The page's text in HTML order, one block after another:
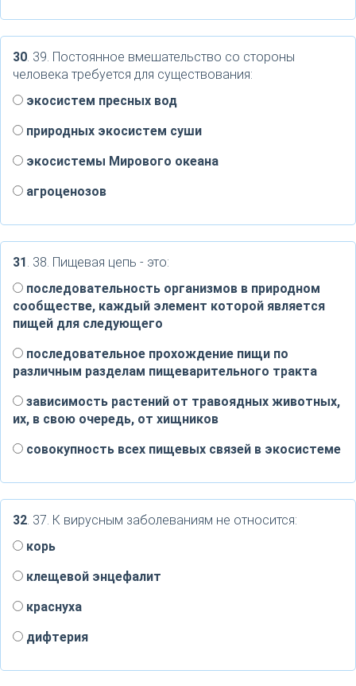
30. 39. Постоянное вмешательство со стороны
человека требуется для существования:
экосистем пресных вод
природных экосистем суши
экосистемы Мирового океана
агроценозов
31. 38. Пищевая цепь - это:
последовательность организмов в природном
сообществе, каждый элемент которой является
пищей для следующего
последовательное прохождение пищи по
различным разделам пищеварительного тракта
зависимость растений от травоядных животных,
их, в свою очередь, от хищников
совокупность всех пищевых связей в экосистеме
32. 37. К вирусным заболеваниям не относится:
корь
клещевой энцефалит
краснуха
дифтерия